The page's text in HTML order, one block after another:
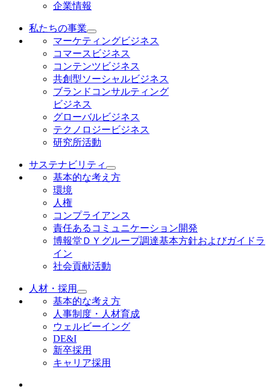
企業情報
私たちの事業
マーケティングビジネス
コマースビジネス
コンテンツビジネス
共創型ソーシャルビジネス
ブランドコンサルティング
ビジネス
グローバルビジネス
テクノロジービジネス
研究所活動
サステナビリティ
基本的な考え方
環境
人権
コンプライアンス
責任あるコミュニケーション開発
博報堂ＤＹグループ調達基本方針およびガイドラ
イン
社会貢献活動
人材・採用
基本的な考え方
人事制度・人材育成
ウェルビーイング
DE&I
新卒採用
キャリア採用